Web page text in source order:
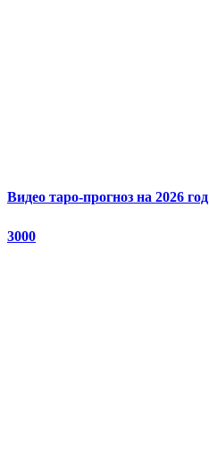
Видео таро-прогноз на 2026 год
3000